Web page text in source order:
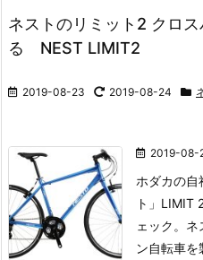
ネストのリミット2 クロ
る NEST LIMIT2
2019-08-23 2019-08-24
2019-08-
ホダカの自
ト」LIMIT
ェック。ネ
ン自転車